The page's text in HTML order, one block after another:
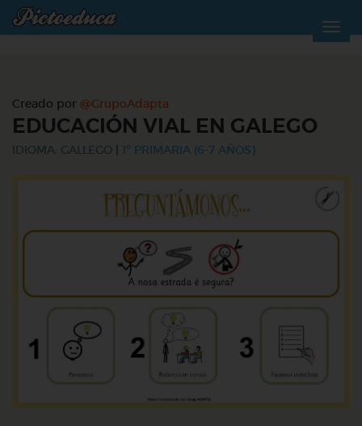
Creado por @GrupoAdapta
EDUCACIÓN VIAL EN GALEGO
IDIOMA: GALLEGO 1º PRIMARIA (6-7 AÑOS)